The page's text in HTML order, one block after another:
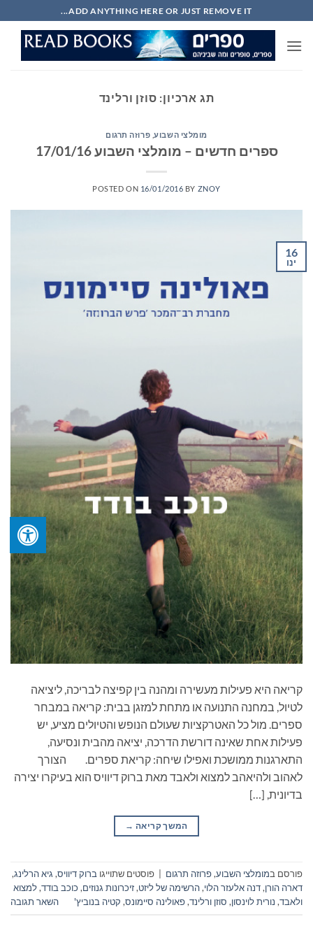
to
content
ADD ANYTHING HERE OR JUST REMOVE IT...
תג ארכיון: סוזן ורלינד
מומלצי השבוע, פרוזה תרגום
ספרים חדשים – מומלצי השבוע 17/01/16
POSTED ON 16/01/2016 BY ZNOY
16
ינו
קריאה היא פעילות מעשירה ומהנה בין קפיצה לבריכה, ליציאה
לטיול, במחנה התנועה או מתחת למזגן בבית: קריאה במבחר
ספרים. מול כל האטרקציות שעולם הנופש והטיולים מציע, יש
פעילות אחת שאינה דורשת הדרכה, יציאה מהבית ונסיעה,
התארגנות ממושכת ואפילו שיחה: קריאת ספרים. הצורך
לאהוב ולהיאהב למצוא ולאבד מאת ברוק דיוויס הוא בעיקרו יצירה
בדיונית, […]
המשך קריאה →
פורסם במומלצי השבוע,פרוזה תרגום פוסטים שתוייגו ברוק דיוויס, גיא הרלינג,
דארה הורן,דנה אלעזר הלוי,הרשימה של ליזט,זיכרונות גנוזים, כוכב בודד,למצוא
ולאבד, נורית לוינסון, סוזן ורלינד,פאולינה סיימונס, קטיה בנוביץ' השאר תגובה